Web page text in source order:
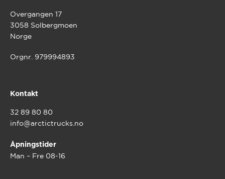
Overgangen 17
3058 Solbergmoen
Norge
Orgnr. 979994893
Kontakt
32 89 80 80
info@arctictrucks.no
Åpningstider
Man – Fre 08-16